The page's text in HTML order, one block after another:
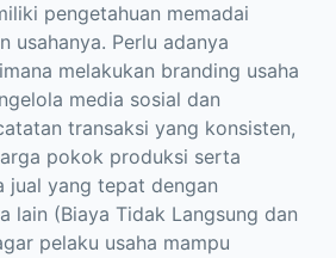
pengetahuan memadai
usahanya. Perlu adanya
melakukan branding usaha
media sosial dan
transaksi yang konsisten,
pokok produksi serta
jual yang tepat dengan
lain (Biaya Tidak Langsung dan
pelaku usaha mampu